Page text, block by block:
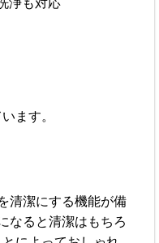
浄も対応
ます。
清潔にする機能が備
なると清潔はもちろ